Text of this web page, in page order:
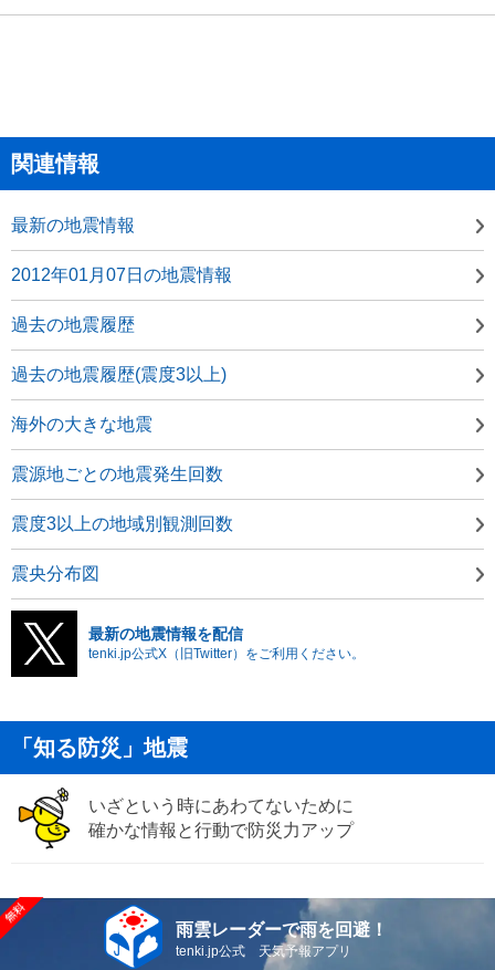
関連情報
最新の地震情報
2012年01月07日の地震情報
過去の地震履歴
過去の地震履歴(震度3以上)
海外の大きな地震
震源地ごとの地震発生回数
震度3以上の地域別観測回数
震央分布図
最新の地震情報を配信
tenki.jp公式X（旧Twitter）をご利用ください。
「知る防災」地震
いざという時にあわてないために
確かな情報と行動で防災力アップ
雨雲レーダーで雨を回避！
tenki.jp公式 天気予報アプリ